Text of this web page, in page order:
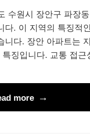
수원시 장안구 파장
. 이 지역의 특징적
다. 장안 아파트는
징입니다. 교통 접
more